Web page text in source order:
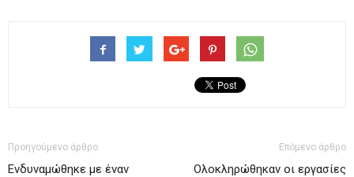
Προηγούμενο άρθρο
Ενδυναμώθηκε με έναν
Επόμενο άρθρο
Ολοκληρώθηκαν οι εργασίες